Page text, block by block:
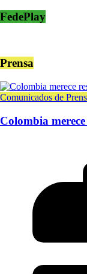
FedePlay
Prensa
Comunicados de
Colombia